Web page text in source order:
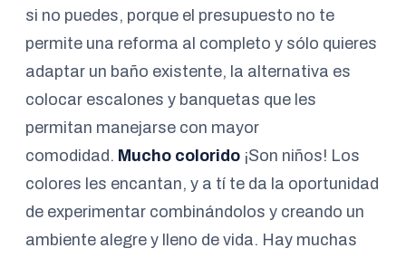
si no puedes, porque el presupuesto no te
permite una reforma al completo y sólo quieres
adaptar un baño existente, la alternativa es
colocar escalones y banquetas que les
permitan manejarse con mayor
comodidad. Mucho colorido ¡Son niños! Los
colores les encantan, y a tí te da la oportunidad
de experimentar combinándolos y creando un
ambiente alegre y lleno de vida. Hay muchas